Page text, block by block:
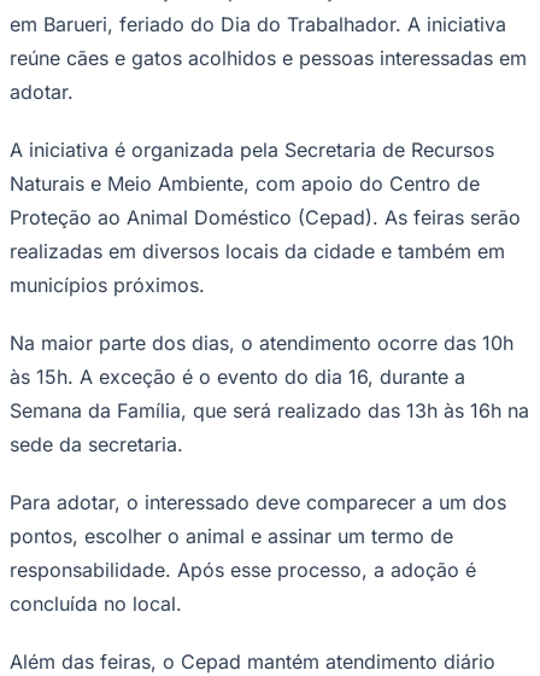
NFL
Fórmula 1
Tênis (ATP)
NHL
Atletismo
Vôlei
Competições de Futebol
Brasileirão Série A
Copa do Brasil
Libertadores
Sul-Americana
Copa América
Champions League
Bundesliga
Mundial 2026
Times - Ir direto
em Barueri, feriado do Dia do Trabalhador. A iniciativa
reúne cães e gatos acolhidos e pessoas interessadas em
adotar.
A iniciativa é organizada pela Secretaria de Recursos
Naturais e Meio Ambiente, com apoio do Centro de
Proteção ao Animal Doméstico (Cepad). As feiras serão
realizadas em diversos locais da cidade e também em
municípios próximos.
Na maior parte dos dias, o atendimento ocorre das 10h
às 15h. A exceção é o evento do dia 16, durante a
Semana da Família, que será realizado das 13h às 16h na
sede da secretaria.
Para adotar, o interessado deve comparecer a um dos
pontos, escolher o animal e assinar um termo de
responsabilidade. Após esse processo, a adoção é
concluída no local.
Além das feiras, o Cepad mantém atendimento diário